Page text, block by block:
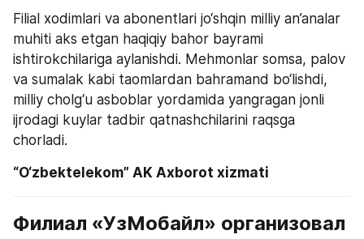
Filial xodimlari va abonentlari jo‘shqin milliy an’analar
muhiti aks etgan haqiqiy bahor bayrami
ishtirokchilariga aylanishdi. Mehmonlar somsa, palov
va sumalak kabi taomlardan bahramand bo‘lishdi,
milliy cholg‘u asboblar yordamida yangragan jonli
ijrodagi kuylar tadbir qatnashchilarini raqsga
chorladi.
“O‘zbektelekom” AK Axborot xizmati
Филиал «УзМобайл» организовал